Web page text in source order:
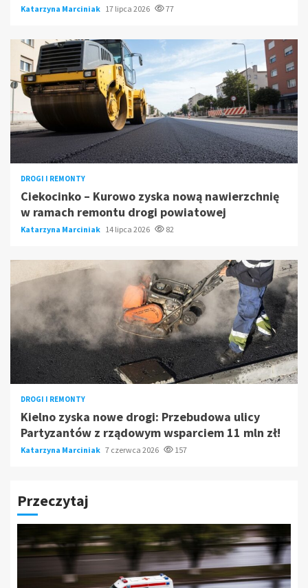
Katarzyna Marciniak 17 lipca 2026 77
DROGI I REMONTY
Ciekocinko – Kurowo zyska nową nawierzchnię
w ramach remontu drogi powiatowej
Katarzyna Marciniak 14 lipca 2026 82
DROGI I REMONTY
Kielno zyska nowe drogi: Przebudowa ulicy
Partyzantów z rządowym wsparciem 11 mln zł!
Katarzyna Marciniak 7 czerwca 2026 157
Przeczytaj